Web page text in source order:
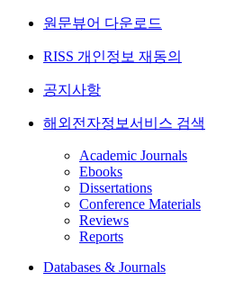
원문뷰어 다운로드
RISS 개인정보 재동의
공지사항
해외전자정보서비스 검색
Academic Journals
Ebooks
Dissertations
Conference Materials
Reviews
Reports
Databases & Journals